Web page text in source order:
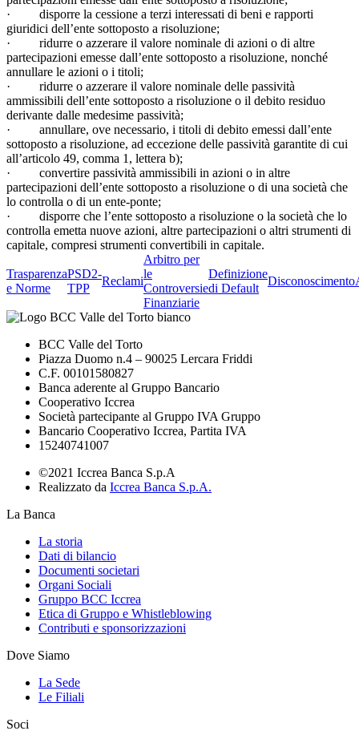
· disporre la cessione a terzi interessati di beni e rapporti
giuridici dell’ente sottoposto a risoluzione;
· ridurre o azzerare il valore nominale di azioni o di altre
partecipazioni emesse dall’ente sottoposto a risoluzione, nonché
annullare le azioni o i titoli;
· ridurre o azzerare il valore nominale delle passività
ammissibili dell’ente sottoposto a risoluzione o il debito residuo
derivante dalle medesime passività;
· annullare, ove necessario, i titoli di debito emessi dall’ente
sottoposto a risoluzione, ad eccezione delle passività garantite di cui
all’articolo 49, comma 1, lettera b);
· convertire passività ammissibili in azioni o in altre
partecipazioni dell’ente sottoposto a risoluzione o di una società che
lo controlla o di un ente-ponte;
· disporre che l’ente sottoposto a risoluzione o la società che lo
controlla emetta nuove azioni, altre partecipazioni o altri strumenti di
capitale, compresi strumenti convertibili in capitale.
Trasparenza
e Norme
PSD2-
TPP
Reclami
Arbitro per
le
Controversie
Finanziarie
Definizione
di Default
Disconoscimento
BCC Valle del Torto
Piazza Duomo n.4 – 90025 Lercara Friddi
C.F. 00101580827
Banca aderente al Gruppo Bancario
Cooperativo Iccrea
Società partecipante al Gruppo IVA Gruppo
Bancario Cooperativo Iccrea, Partita IVA
15240741007
©2021 Iccrea Banca S.p.A
Realizzato da Iccrea Banca S.p.A.
La Banca
La storia
Dati di bilancio
Documenti societari
Organi Sociali
Gruppo BCC Iccrea
Etica di Gruppo e Whistleblowing
Contributi e sponsorizzazioni
Dove Siamo
La Sede
Le Filiali
Soci